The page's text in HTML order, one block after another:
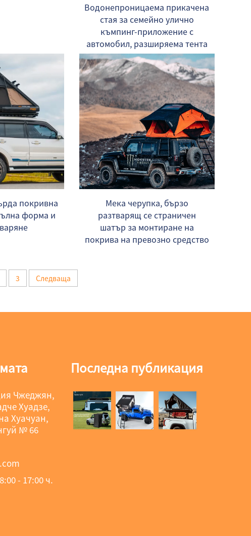
Водонепроницаема прикачена
стая за семейно улично
къмпинг-приложение с
автомобил, разширяема тента
покривна
форма и
Мека черупка, бързо
разтварящ се страничен
шатър за монтиране на
покрива на превозно средство
3 Следваща
Чжеджян,
Хуадзе,
Хуачуан,
№ 66
- 17:00 ч.
Последна публикация